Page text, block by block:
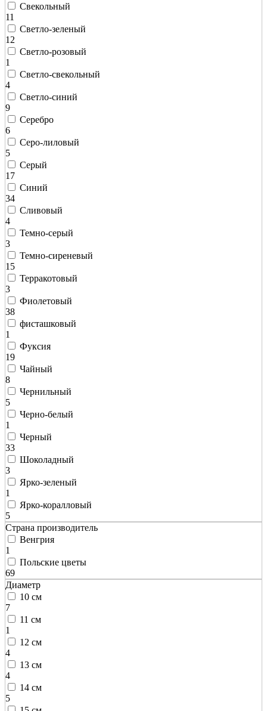
Свекольный
11
Светло-зеленый
12
Светло-розовый
1
Светло-свекольный
4
Светло-синий
9
Серебро
6
Серо-лиловый
5
Серый
17
Синий
34
Сливовый
4
Темно-серый
3
Темно-сиреневый
15
Терракотовый
3
Фиолетовый
38
фисташковый
1
Фуксия
19
Чайный
8
Чернильный
5
Черно-белый
1
Черный
33
Шоколадный
3
Ярко-зеленый
1
Ярко-коралловый
5
Страна производитель
Венгрия
1
Польские цветы
69
Диаметр
10 см
7
11 см
1
12 см
4
13 см
4
14 см
5